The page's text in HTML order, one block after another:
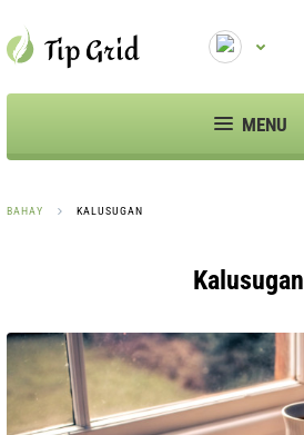
MENU
BAHAY KALUSUGAN
Kalusugan